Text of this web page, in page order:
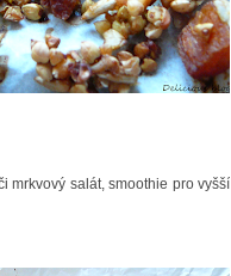
mrkvový salát, smoothie pro vyšší